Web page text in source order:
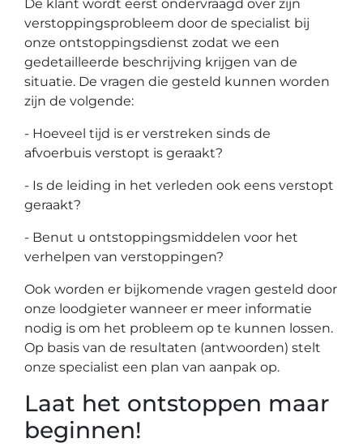
De klant wordt eerst ondervraagd over zijn
verstoppingsprobleem door de specialist bij
onze ontstoppingsdienst zodat we een
gedetailleerde beschrijving krijgen van de
situatie. De vragen die gesteld kunnen worden
zijn de volgende:
- Hoeveel tijd is er verstreken sinds de
afvoerbuis verstopt is geraakt?
- Is de leiding in het verleden ook eens verstopt
geraakt?
- Benut u ontstoppingsmiddelen voor het
verhelpen van verstoppingen?
Ook worden er bijkomende vragen gesteld door
onze loodgieter wanneer er meer informatie
nodig is om het probleem op te kunnen lossen.
Op basis van de resultaten (antwoorden) stelt
onze specialist een plan van aanpak op.
Laat het ontstoppen maar
beginnen!